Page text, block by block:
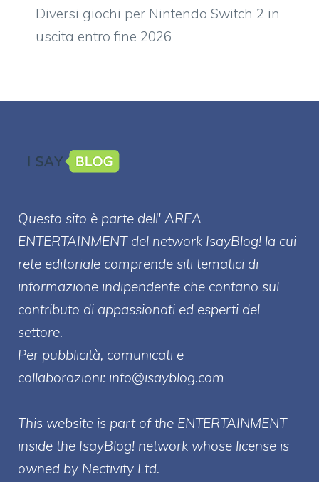
Diversi giochi per Nintendo Switch 2 in
uscita entro fine 2026
Questo sito è parte dell' AREA
ENTERTAINMENT del network IsayBlog! la cui
rete editoriale comprende siti tematici di
informazione indipendente che contano sul
contributo di appassionati ed esperti del
settore.
Per pubblicità, comunicati e
collaborazioni: info@isayblog.com
This website is part of the ENTERTAINMENT
inside the IsayBlog! network whose license is
owned by Nectivity Ltd.